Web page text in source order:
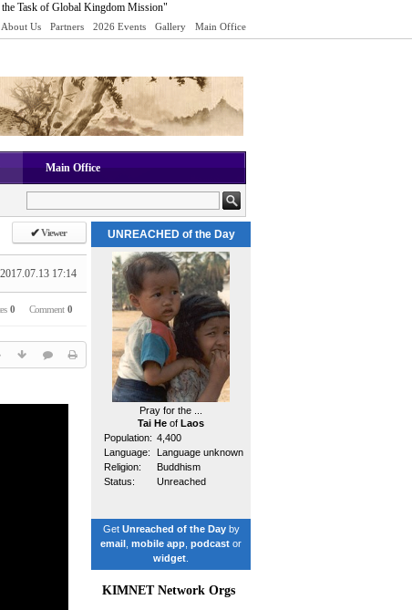
Task of Global Kingdom Mission"
About Us Partners 2026 Events Gallery Main Office
Main Office
✔ Viewer
2017.07.13 17:14
0 Comment 0
UNREACHED of the Day
Pray for the ...
Tai He of Laos
Population: 4,400
Language:
Language unknown
Religion:
Buddhism
Status:
Unreached
Get Unreached of the Dayby
email mobile app podcast or
widget
KIMNET Network Orgs